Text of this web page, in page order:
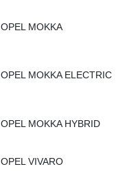
OPEL MOKKA
OPEL MOKKA ELECTRIC
OPEL MOKKA HYBRID
OPEL VIVARO